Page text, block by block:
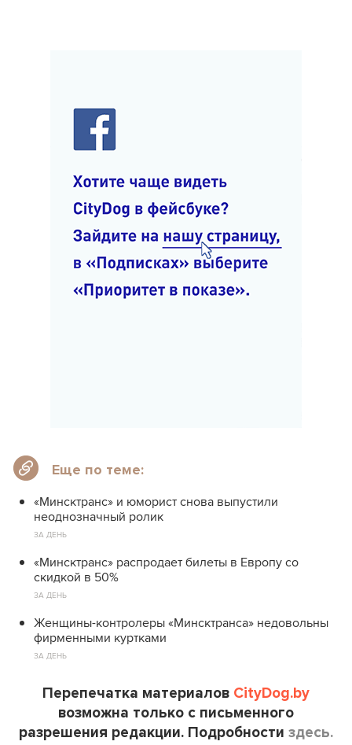
Еще по теме:
«Минсктранс» и юморист снова выпустили
неоднозначный ролик
ЗА ДЕНЬ
«Минсктранс» распродает билеты в Европу со
скидкой в 50%
ЗА ДЕНЬ
Женщины-контролеры «Минсктранса» недовольны
фирменными куртками
ЗА ДЕНЬ
Перепечатка материалов CityDog.by
возможна только с письменного
разрешения редакции. Подробности здесь.